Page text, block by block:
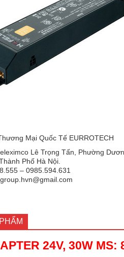
Mại Quốc Tế EURROTECH
Lê Trọng Tấn, Phường
Phố Hà Nội.
– 0985.594.631
24V, 30W MS: